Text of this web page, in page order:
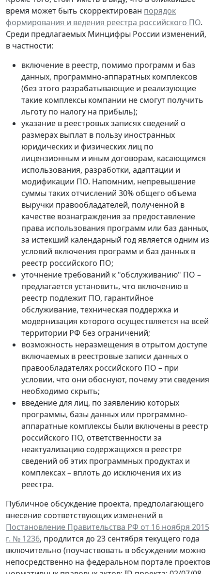
время может быть скорректирован порядок
формирования и ведения реестра российского ПО.
Среди предлагаемых Минцифры России изменений,
в частности:
включение в реестр, помимо программ и баз
данных, программно-аппаратных комплексов
(без этого разрабатывающие и реализующие
такие комплексы компании не смогут получить
льготу по налогу на прибыль);
указание в реестровых записях сведений о
размерах выплат в пользу иностранных
юридических и физических лиц по
лицензионным и иным договорам, касающимся
использования, разработки, адаптации и
модификации ПО. Напомним, непревышение
суммы таких отчислений 30% общего объема
выручки правообладателей, полученной в
качестве вознаграждения за предоставление
права использования программ или баз данных,
за истекший календарный год является одним из
условий включения программ и баз данных в
реестр российского ПО;
уточнение требований к "обслуживанию" ПО –
предлагается установить, что включению в
реестр подлежит ПО, гарантийное
обслуживание, техническая поддержка и
модернизация которого осуществляется на всей
территории РФ без ограничений;
возможность неразмещения в отрытом доступе
включаемых в реестровые записи данных о
правообладателях российского ПО – при
условии, что они обоснуют, почему эти сведения
необходимо скрыть;
введение для лиц, по заявлению которых
программы, базы данных или программно-
аппаратные комплексы были включены в реестр
российского ПО, ответственности за
неактуализацию содержащихся в реестре
сведений об этих программных продуктах и
комплексах – вплоть до исключения их из
реестра.
Публичное обсуждение проекта, предполагающего
внесение соответствующих изменений в
Постановление Правительства РФ от 16 ноября 2015
г. № 1236, продлится до 23 сентября текущего года
включительно (поучаствовать в обсуждении можно
непосредственно на федеральном портале проектов